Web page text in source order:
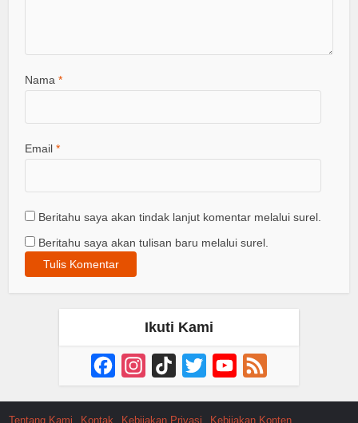
Nama*
Email*
Beritahu saya akan tindak lanjut komentar melalui surel.
Beritahu saya akan tulisan baru melalui surel.
Ikuti Kami
FacebookInstagram
TikTok Twitter YouTube
Channel
Tentang Kami Kontak Kebijakan Privasi Kebijakan Konten